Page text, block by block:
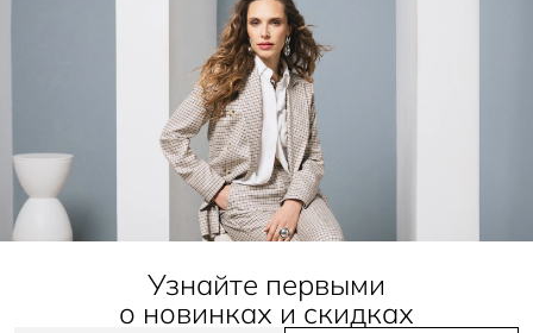
Узнайте первыми
о новинках и скидках